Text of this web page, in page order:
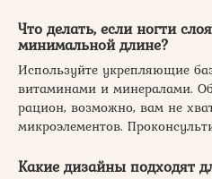
Что делать, если ногти
минимальной длине?
Используйте укрепляющие
витаминами и минералами.
рацион, возможно, вам не
микроэлементов.
Какие дизайны подходят